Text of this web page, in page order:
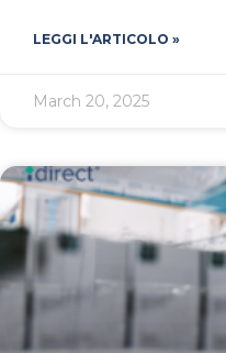
LEGGI L'ARTICOLO »
March 20, 2025